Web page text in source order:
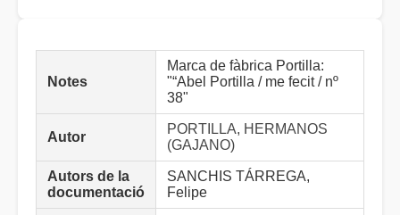
Notes
Marca de fàbrica Portilla:
"“Abel Portilla / me fecit / nº
38"
Autor
PORTILLA, HERMANOS
(GAJANO)
Autors de la
documentació
SANCHIS TÁRREGA,
Felipe